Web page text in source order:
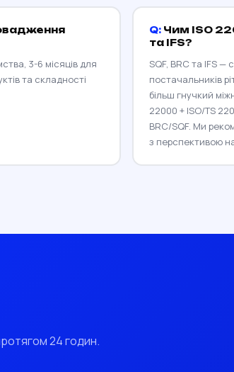
3-6 місяців для
та складності
Чим ISO
та IFS?
SQF, BRC та IFS —
постачальників
більш гнучкий
22000 + ISO/TS
BRC/SQF. Ми
з перспективою
24 годин.